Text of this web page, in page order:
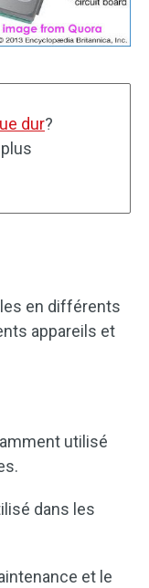
dur?
en différents
appareils et
utilisé
dans les
et le